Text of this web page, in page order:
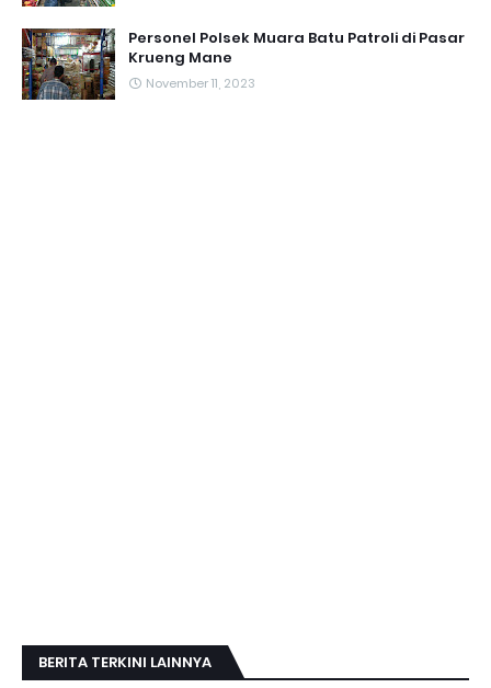
Personel Polsek Muara Batu Patroli di Pasar
Krueng Mane
November 11, 2023
BERITA TERKINI LAINNYA